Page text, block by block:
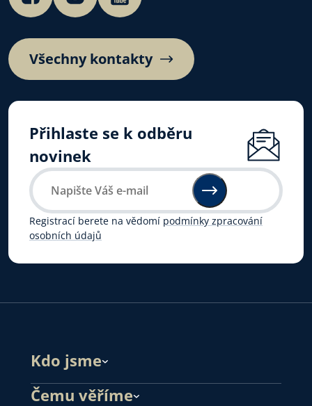
Všechny kontakty
Přihlaste se k odběru
novinek
Registrací berete na vědomí podmínky zpracování
osobních údajů
Kdo jsme
Čemu věříme